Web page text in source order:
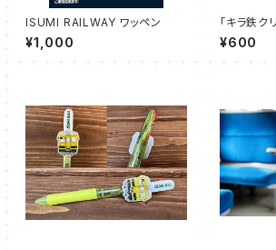
ISUMI RAILWAY ワッペン
¥1,000
「キラ鉄ク
み鉄道オ
¥600